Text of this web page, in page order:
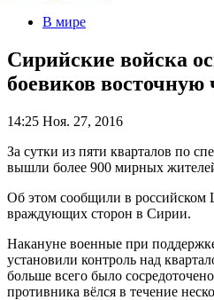
В мире
Сирийские войска
боевиков восточную
14:25 Ноя. 27, 2016
За сутки из пяти кварталов по
вышли более 900 мирных
Об этом сообщили в российском
враждующих сторон в Сирии.
Накануне военные при
установили контроль над
больше всего было
противника вёлся в течение